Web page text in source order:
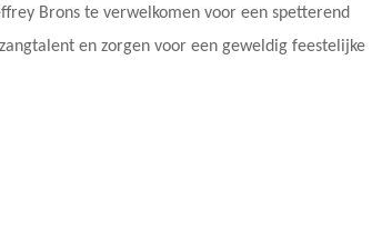
Brons te verwelkomen voor een spetterend
en zorgen voor een geweldig feestelijke